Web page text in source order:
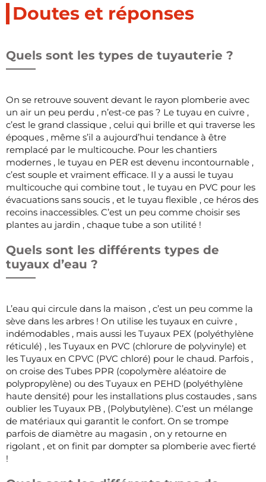
Doutes et réponses
Quels sont les types de tuyauterie ?
On se retrouve souvent devant le rayon plomberie avec
un air un peu perdu , n’est-ce pas ? Le tuyau en cuivre ,
c’est le grand classique , celui qui brille et qui traverse les
époques , même s’il a aujourd’hui tendance à être
remplacé par le multicouche. Pour les chantiers
modernes , le tuyau en PER est devenu incontournable ,
c’est souple et vraiment efficace. Il y a aussi le tuyau
multicouche qui combine tout , le tuyau en PVC pour les
évacuations sans soucis , et le tuyau flexible , ce héros des
recoins inaccessibles. C’est un peu comme choisir ses
plantes au jardin , chaque tube a son utilité !
Quels sont les différents types de
tuyaux d’eau ?
L’eau qui circule dans la maison , c’est un peu comme la
sève dans les arbres ! On utilise les tuyaux en cuivre ,
indémodables , mais aussi les Tuyaux PEX (polyéthylène
réticulé) , les Tuyaux en PVC (chlorure de polyvinyle) et
les Tuyaux en CPVC (PVC chloré) pour le chaud. Parfois ,
on croise des Tubes PPR (copolymère aléatoire de
polypropylène) ou des Tuyaux en PEHD (polyéthylène
haute densité) pour les installations plus costaudes , sans
oublier les Tuyaux PB , (Polybutylène). C’est un mélange
de matériaux qui garantit le confort. On se trompe
parfois de diamètre au magasin , on y retourne en
rigolant , et on finit par dompter sa plomberie avec fierté
!